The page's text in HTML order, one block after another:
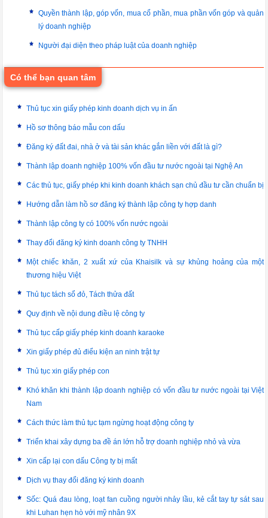
Quyền thành lập, góp vốn, mua cổ phần, mua phần vốn góp và quản
lý doanh nghiệp
Người đại diện theo pháp luật của doanh nghiệp
Có thể bạn quan tâm
Thủ tục xin giấy phép kinh doanh dịch vụ in ấn
Hồ sơ thông báo mẫu con dấu
Đăng ký đất đai, nhà ở và tài sản khác gắn liền với đất là gì?
Thành lập doanh nghiệp 100% vốn đầu tư nước ngoài tại Nghệ An
Các thủ tục, giấy phép khi kinh doanh khách sạn chủ đầu tư cần chuẩn bị
Hướng dẫn làm hồ sơ đăng ký thành lập công ty hợp danh
Thành lập công ty có 100% vốn nước ngoài
Thay đổi đăng ký kinh doanh công ty TNHH
Một chiếc khăn, 2 xuất xứ của Khaisilk và sự khủng hoảng của một
thương hiệu Việt
Thủ tục tách sổ đỏ, Tách thửa đất
Quy định về nội dung điều lệ công ty
Thủ tục cấp giấy phép kinh doanh karaoke
Xin giấy phép đủ điểu kiện an ninh trật tự
Thủ tục xin giấy phép con
Khó khăn khi thành lập doanh nghiệp có vốn đầu tư nước ngoài tại Việt
Nam
Cách thức làm thủ tục tạm ngừng hoạt động công ty
Triển khai xây dựng ba đề án lớn hỗ trợ doanh nghiệp nhỏ và vừa
Xin cấp lại con dấu Công ty bị mất
Dịch vụ thay đổi đăng ký kinh doanh
Sốc: Quá đau lòng, loạt fan cuồng người nhảy lầu, kẻ cắt tay tự sát sau
khi Luhan hẹn hò với mỹ nhân 9X